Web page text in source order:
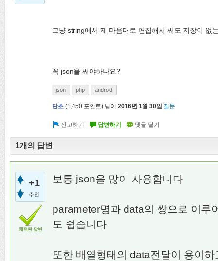
그냥 string에서 제 마음대로 편집해서 써도 지장이 없
꼭 json을 써야하나요?
json php android
단초 (1,450 포인트) 님이 2016년 1월 30일 질문
1개의 답변
+1
추천
채택된 답변
보통 json을 많이 사용합니다
parameter명과 data의 쌍으로 이루
도 쉽습니다
또한 배열형태의 data전달이 용이